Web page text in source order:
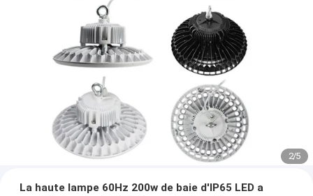
2/5
La haute lampe 60Hz 200w de baie d'IP65 LED a